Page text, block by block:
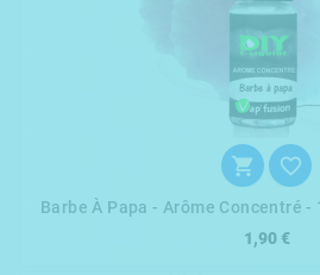
 
Barbe À Papa - Arôme Concentré
1,90 €